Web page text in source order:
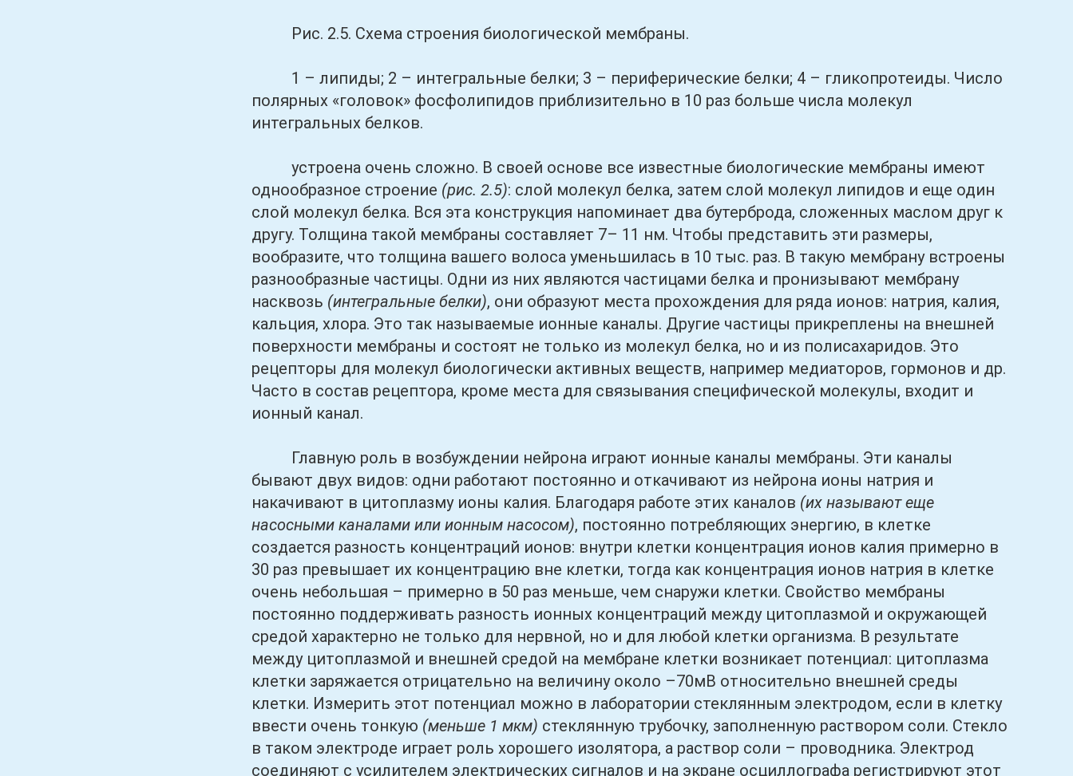
Рис. 2.5. Схема строения биологической мембраны.
1 – липиды; 2 – интегральные белки; 3 – периферические белки; 4 – гликопротеиды. Число
полярных «головок» фосфолипидов приблизительно в 10 раз больше числа молекул
интегральных белков.
устроена очень сложно. В своей основе все известные биологические мембраны имеют
однообразное строение (рис. 2.5): слой молекул белка, затем слой молекул липидов и еще один
слой молекул белка. Вся эта конструкция напоминает два бутерброда, сложенных маслом друг к
другу. Толщина такой мембраны составляет 7– 11 нм. Чтобы представить эти размеры,
вообразите, что толщина вашего волоса уменьшилась в 10 тыс. раз. В такую мембрану встроены
разнообразные частицы. Одни из них являются частицами белка и пронизывают мембрану
насквозь (интегральные белки), они образуют места прохождения для ряда ионов: натрия, калия,
кальция, хлора. Это так называемые ионные каналы. Другие частицы прикреплены на внешней
поверхности мембраны и состоят не только из молекул белка, но и из полисахаридов. Это
рецепторы для молекул биологически активных веществ, например медиаторов, гормонов и др.
Часто в состав рецептора, кроме места для связывания специфической молекулы, входит и
ионный канал.
Главную роль в возбуждении нейрона играют ионные каналы мембраны. Эти каналы
бывают двух видов: одни работают постоянно и откачивают из нейрона ионы натрия и
накачивают в цитоплазму ионы калия. Благодаря работе этих каналов (их называют еще
насосными каналами или ионным насосом), постоянно потребляющих энергию, в клетке
создается разность концентраций ионов: внутри клетки концентрация ионов калия примерно в
30 раз превышает их концентрацию вне клетки, тогда как концентрация ионов натрия в клетке
очень небольшая – примерно в 50 раз меньше, чем снаружи клетки. Свойство мембраны
постоянно поддерживать разность ионных концентраций между цитоплазмой и окружающей
средой характерно не только для нервной, но и для любой клетки организма. В результате
между цитоплазмой и внешней средой на мембране клетки возникает потенциал: цитоплазма
клетки заряжается отрицательно на величину около –70мВ относительно внешней среды
клетки. Измерить этот потенциал можно в лаборатории стеклянным электродом, если в клетку
ввести очень тонкую (меньше 1 мкм) стеклянную трубочку, заполненную раствором соли. Стекло
в таком электроде играет роль хорошего изолятора, а раствор соли – проводника. Электрод
соединяют с усилителем электрических сигналов и на экране осциллографа регистрируют этот